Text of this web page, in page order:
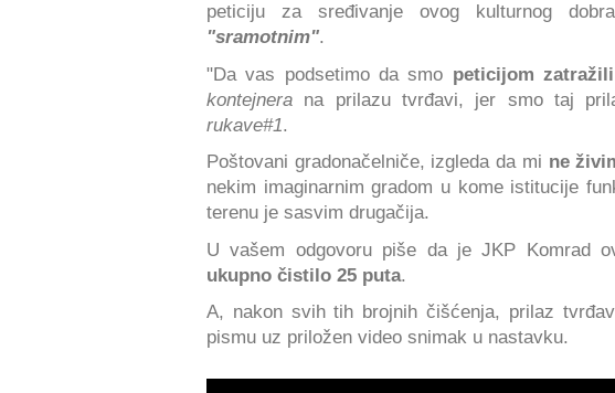
peticiju za sređivanje ovog kulturnog
"sramotnim".
"Da vas podsetimo da smo peticijom zatražili
kontejnera na prilazu tvrđavi, jer smo taj
rukave#1.
Poštovani gradonačelniče, izgleda da mi ne
nekim imaginarnim gradom u kome istitucije
terenu je sasvim drugačija.
U vašem odgovoru piše da je JKP Komrad
ukupno čistilo 25 puta.
A, nakon svih tih brojnih čišćenja, prilaz
pismu uz priložen video snimak u nastavku.